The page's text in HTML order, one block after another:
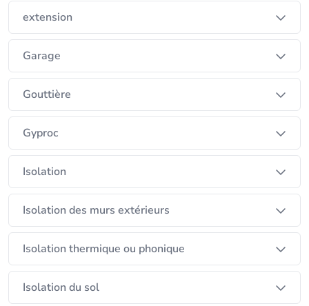
extension
Garage
Gouttière
Gyproc
Isolation
Isolation des murs extérieurs
Isolation thermique ou phonique
Isolation du sol